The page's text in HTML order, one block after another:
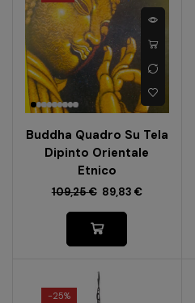
Buddha Quadro Su Tela
Dipinto Orientale
Etnico
109,25€ 89,83 €
-25%